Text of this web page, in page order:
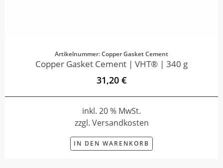
Artikelnummer: Copper Gasket Cement
Copper Gasket Cement | VHT® | 340 g
31,20 €
inkl. 20 % MwSt.
zzgl. Versandkosten
IN DEN WARENKORB